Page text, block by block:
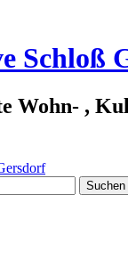
Schloß
Wohn- ,